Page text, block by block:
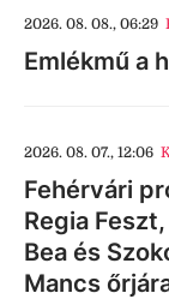
2026. 08. 08., 06:29
Emlékmű a
2026. 08. 07., 12:06
Fehérvári
Regia
Bea és
Mancs